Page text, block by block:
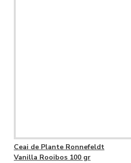
Ceai de Plante Ronnefeldt
Vanilla Rooibos 100 gr